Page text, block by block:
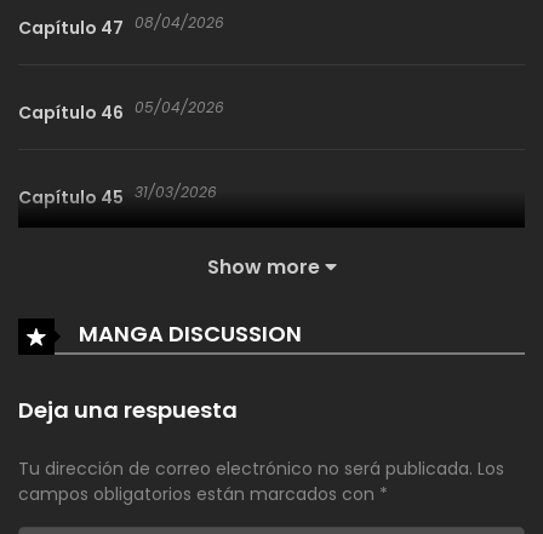
Capítulo 47 08/04/2026
Capítulo 46 05/04/2026
Capítulo 45 31/03/2026
20/03/2026
15/03/2026
Show more
MANGA DISCUSSION
Deja una respuesta
Tu dirección de correo electrónico no será publicada. Los
campos obligatorios están marcados con *